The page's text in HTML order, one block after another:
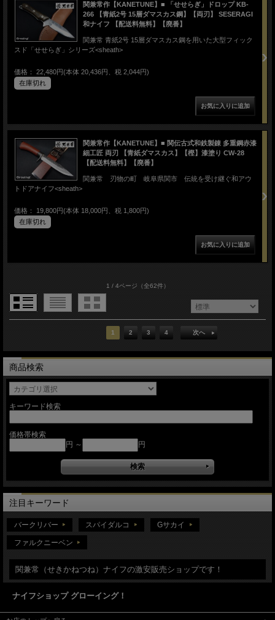
関兼常作【KANETUNE】■ 「せせらぎ」ドロップ KB-
266 【青紙2号 15層ダマスカス鋼】【両刃】 SESERAGI
和ナイフ 【配送料無料】【廃番】
関兼常 青紙2号 15層ダマスカス鋼を用いた大型フィック
スド「せせらぎ」シリーズ<sheath>
価格： 22,480円(本体 20,436円、税 2,044円)
在庫切れ
関兼常作【KANETUNE】■ 関伝古式和鉄製錬 多重鋼赤漆
細工匠 両刃 【青紙ダマスカス】【樫】漆塗り CW-28
【配送料無料】【廃番】
関兼常 刃物の町 岐阜県関市 伝統を受け継ぐ和アウ
トドアナイフ<sheath>
価格： 19,800円(本体 18,000円、税 1,800円)
在庫切れ
1 / 4ページ （全62件）
1 2 3 4 次へ
商品検索
キーワード検索
価格帯検索
円 ～
円
注目キーワード
バークリバー スパイダルコ Gサカイ
ファルクニーベン
関兼常（せきかねつね）ナイフの激安販売ショップです！
ナイフショップ グローイング！